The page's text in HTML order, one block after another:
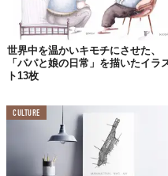
このサイズ感の違いって、何
世界中を温かいキモチにさせた、
「パパと娘の日常」を描いたイラ
ト13枚
CULTURE